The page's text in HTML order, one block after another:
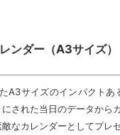
ダー（A3サイズ）
A3サイズのインパクトあ
された当日のデータから
なカレンダーとしてプレ